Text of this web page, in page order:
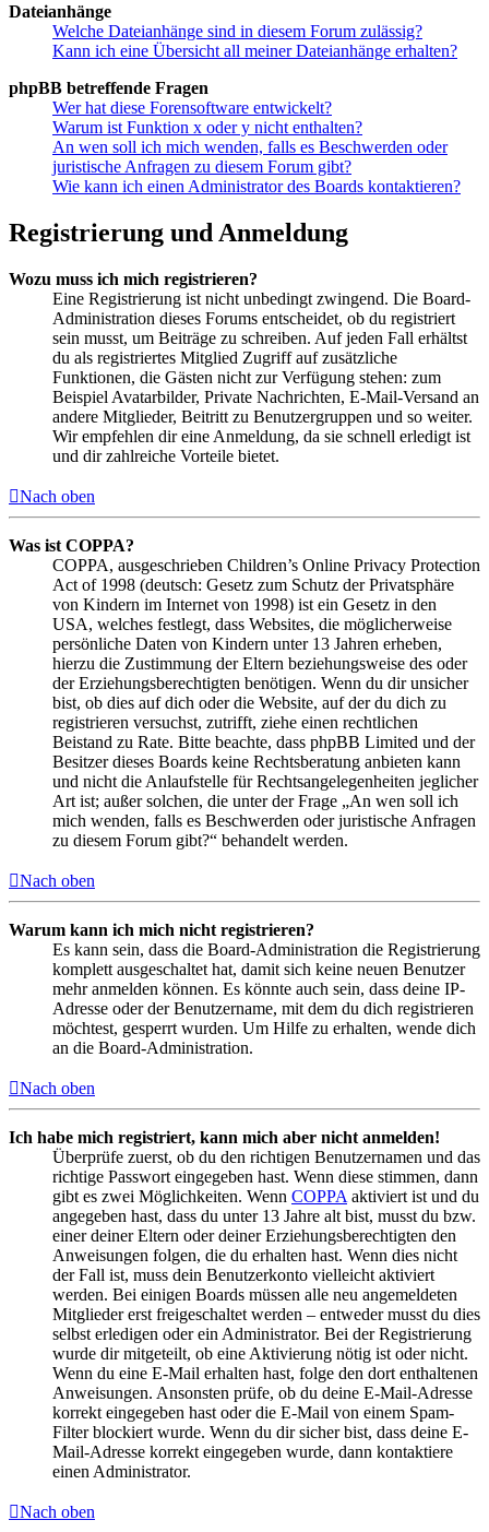
Dateianhänge
Welche Dateianhänge sind in diesem Forum zulässig?
Kann ich eine Übersicht all meiner Dateianhänge erhalten?
phpBB betreffende Fragen
Wer hat diese Forensoftware entwickelt?
Warum ist Funktion x oder y nicht enthalten?
An wen soll ich mich wenden, falls es Beschwerden oder
juristische Anfragen zu diesem Forum gibt?
Wie kann ich einen Administrator des Boards kontaktieren?
Registrierung und Anmeldung
Wozu muss ich mich registrieren?
Eine Registrierung ist nicht unbedingt zwingend. Die Board-
Administration dieses Forums entscheidet, ob du registriert
sein musst, um Beiträge zu schreiben. Auf jeden Fall erhältst
du als registriertes Mitglied Zugriff auf zusätzliche
Funktionen, die Gästen nicht zur Verfügung stehen: zum
Beispiel Avatarbilder, Private Nachrichten, E-Mail-Versand an
andere Mitglieder, Beitritt zu Benutzergruppen und so weiter.
Wir empfehlen dir eine Anmeldung, da sie schnell erledigt ist
und dir zahlreiche Vorteile bietet.
Nach oben
Was ist COPPA?
COPPA, ausgeschrieben Children’s Online Privacy Protection
Act of 1998 (deutsch: Gesetz zum Schutz der Privatsphäre
von Kindern im Internet von 1998) ist ein Gesetz in den
USA, welches festlegt, dass Websites, die möglicherweise
persönliche Daten von Kindern unter 13 Jahren erheben,
hierzu die Zustimmung der Eltern beziehungsweise des oder
der Erziehungsberechtigten benötigen. Wenn du dir unsicher
bist, ob dies auf dich oder die Website, auf der du dich zu
registrieren versuchst, zutrifft, ziehe einen rechtlichen
Beistand zu Rate. Bitte beachte, dass phpBB Limited und der
Besitzer dieses Boards keine Rechtsberatung anbieten kann
und nicht die Anlaufstelle für Rechtsangelegenheiten jeglicher
Art ist; außer solchen, die unter der Frage „An wen soll ich
mich wenden, falls es Beschwerden oder juristische Anfragen
zu diesem Forum gibt?“ behandelt werden.
Nach oben
Warum kann ich mich nicht registrieren?
Es kann sein, dass die Board-Administration die Registrierung
komplett ausgeschaltet hat, damit sich keine neuen Benutzer
mehr anmelden können. Es könnte auch sein, dass deine IP-
Adresse oder der Benutzername, mit dem du dich registrieren
möchtest, gesperrt wurden. Um Hilfe zu erhalten, wende dich
an die Board-Administration.
Nach oben
Ich habe mich registriert, kann mich aber nicht anmelden!
Überprüfe zuerst, ob du den richtigen Benutzernamen und das
richtige Passwort eingegeben hast. Wenn diese stimmen, dann
gibt es zwei Möglichkeiten. Wenn COPPA aktiviert ist und du
angegeben hast, dass du unter 13 Jahre alt bist, musst du bzw.
einer deiner Eltern oder deiner Erziehungsberechtigten den
Anweisungen folgen, die du erhalten hast. Wenn dies nicht
der Fall ist, muss dein Benutzerkonto vielleicht aktiviert
werden. Bei einigen Boards müssen alle neu angemeldeten
Mitglieder erst freigeschaltet werden – entweder musst du dies
selbst erledigen oder ein Administrator. Bei der Registrierung
wurde dir mitgeteilt, ob eine Aktivierung nötig ist oder nicht.
Wenn du eine E-Mail erhalten hast, folge den dort enthaltenen
Anweisungen. Ansonsten prüfe, ob du deine E-Mail-Adresse
korrekt eingegeben hast oder die E-Mail von einem Spam-
Filter blockiert wurde. Wenn du dir sicher bist, dass deine E-
Mail-Adresse korrekt eingegeben wurde, dann kontaktiere
einen Administrator.
Nach oben